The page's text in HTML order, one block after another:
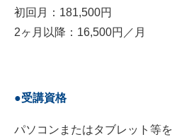
初回月：181,500円
2ヶ月以降：16,500円／月
●受講資格
パソコンまたはタブレット等